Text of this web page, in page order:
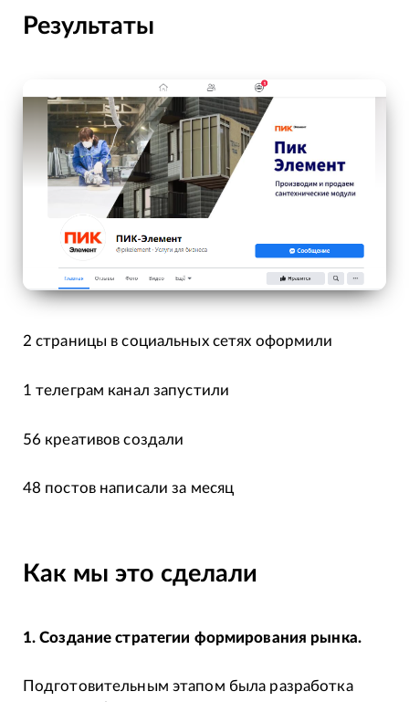
Результаты
2 страницы в социальных сетях оформили
1 телеграм канал запустили
56 креативов создали
48 постов написали за месяц
Как мы это сделали
1. Создание стратегии формирования рынка.
Подготовительным этапом была разработка